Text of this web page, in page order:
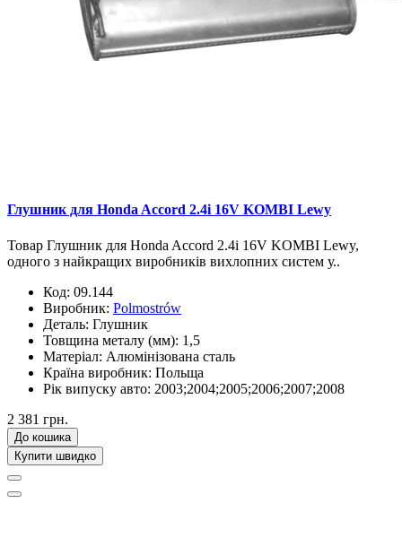
Глушник для Honda Accord 2.4i 16V KOMBI Lewy
Товар Глушник для Honda Accord 2.4i 16V KOMBI Lewy,
одного з найкращих виробників вихлопних систем у..
Код: 09.144
Виробник: Polmostrów
Деталь: Глушник
Товщина металу (мм): 1,5
Матеріал: Алюмінізована сталь
Країна виробник: Польща
Рік випуску авто: 2003;2004;2005;2006;2007;2008
2 381 грн.
До кошика
Купити швидко